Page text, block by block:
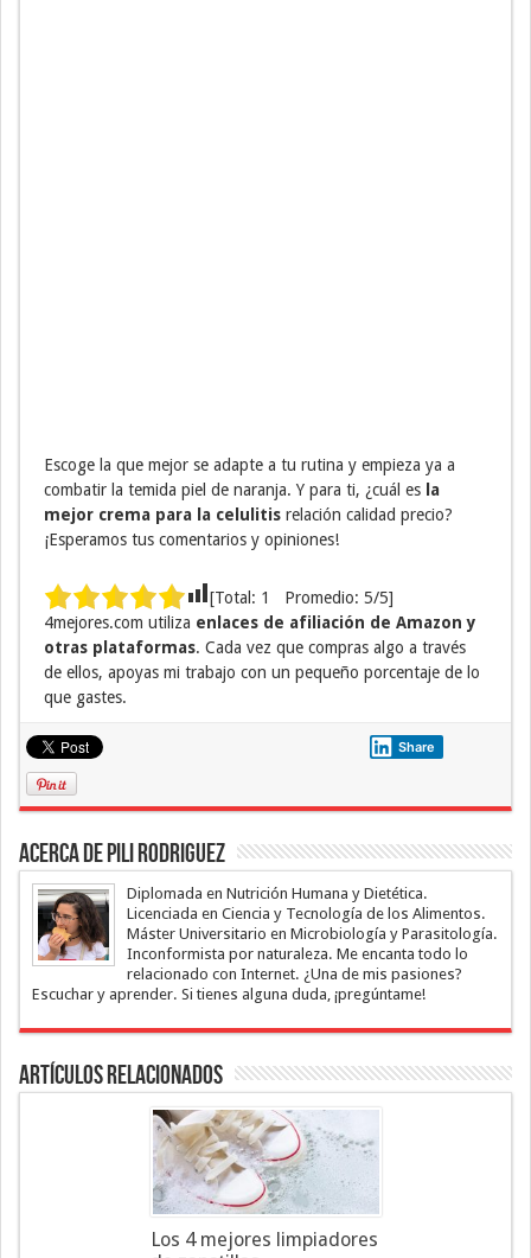
Escoge la que mejor se adapte a tu rutina y empieza ya a
combatir la temida piel de naranja. Y para ti, ¿cuál es la
mejor crema para la celulitis relación calidad precio?
¡Esperamos tus comentarios y opiniones!
[Total: 1 Promedio: 5/5]
4mejores.com utiliza enlaces de afiliación de Amazon y
otras plataformas. Cada vez que compras algo a través
de ellos, apoyas mi trabajo con un pequeño porcentaje de lo
que gastes.
Share
Acerca de Pili Rodriguez
Diplomada en Nutrición Humana y Dietética.
Licenciada en Ciencia y Tecnología de los Alimentos.
Máster Universitario en Microbiología y Parasitología.
Inconformista por naturaleza. Me encanta todo lo
relacionado con Internet. ¿Una de mis pasiones?
Escuchar y aprender. Si tienes alguna duda, ¡pregúntame!
Artículos Relacionados
Los 4 mejores limpiadores